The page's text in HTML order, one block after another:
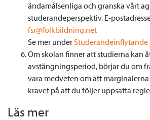
ändamålsenliga och granska vårt
studerandeperspektiv. E-
fsr@folkbildning.net
Se mer underStuderandeinflytande
Om skolan finner att studierna kan
avstängningsperiod, börjar du om
vara medveten om att
kravet på att du följer uppsatta
Läs mer